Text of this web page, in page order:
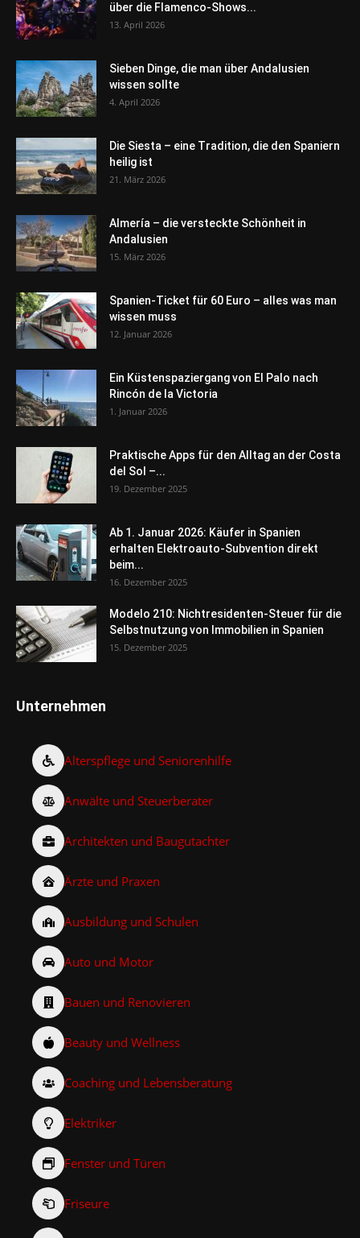
über die Flamenco-Shows...
13. April 2026
Sieben Dinge, die man über Andalusien
wissen sollte
4. April 2026
Die Siesta – eine Tradition, die den Spaniern
heilig ist
21. März 2026
Almería – die versteckte Schönheit in
Andalusien
15. März 2026
Spanien-Ticket für 60 Euro – alles was man
wissen muss
12. Januar 2026
Ein Küstenspaziergang von El Palo nach
Rincón de la Victoria
1. Januar 2026
Praktische Apps für den Alltag an der Costa
del Sol –...
19. Dezember 2025
Ab 1. Januar 2026: Käufer in Spanien
erhalten Elektroauto-Subvention direkt
beim...
16. Dezember 2025
Modelo 210: Nichtresidenten-Steuer für die
Selbstnutzung von Immobilien in Spanien
15. Dezember 2025
Unternehmen
Alterspflege und Seniorenhilfe
Anwälte und Steuerberater
Architekten und Baugutachter
Ärzte und Praxen
Ausbildung und Schulen
Auto und Motor
Bauen und Renovieren
Beauty und Wellness
Coaching und Lebensberatung
Elektriker
Fenster und Türen
Friseure